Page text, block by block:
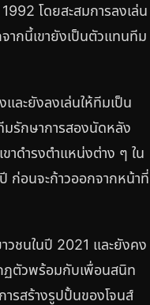
โดยสะสมการลงเล่น
ากนี้เขายังเป็นตัวแทนทีม
ละยังลงเล่นให้ทีมเป็น
รักษาการสองนัดหลัง
าดำรงตำแหน่งต่าง ๆ ใน
ก่อนจะก้าวออกจากหน้าที่
วชนในปี 2021 และยังคง
กฏตัวพร้อมกับเพื่อนสนิท
รสร้างรูปปั้นของโจนส์